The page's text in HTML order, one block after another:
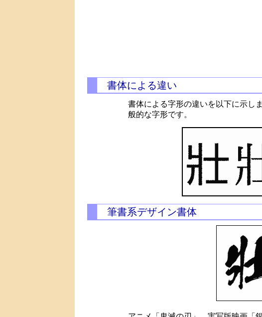
書体による違い
書体による字形の違いを以下に示し
般的な字形です。
筆書系デザイン書体